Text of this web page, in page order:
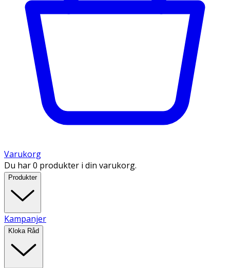
Varukorg
Du har 0 produkter i din varukorg.
Produkter
Kampanjer
Kloka Råd